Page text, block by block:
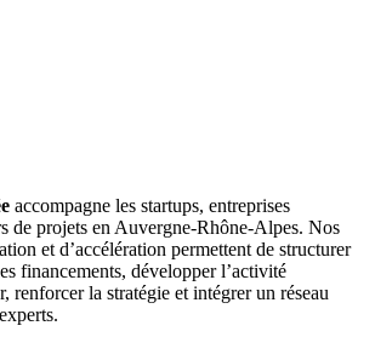
accompagne les startups, entreprises
de projets en Auvergne-Rhône-Alpes. Nos
et d’accélération permettent de structurer
financements, développer l’activité
renforcer la stratégie et intégrer un réseau